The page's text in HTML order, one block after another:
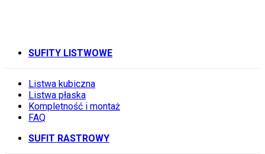
SUFITY LISTWOWE
Listwa kubiczna
Listwa płaska
Kompletność i montaż
FAQ
SUFIT RASTROWY